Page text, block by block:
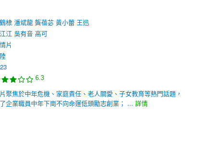
棣 潘斌龍 龔蓓苾 黃小蕾 王迅
江 吳有音 高可
片
6.3
聚焦於中年危機、家庭責任、老人關愛、子女教育等熱門話題，
企業職員中年下崗不向命運低頭勵志創業； ... 詳情